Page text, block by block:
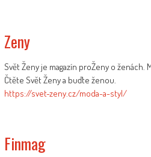
Zeny
Svět Ženy je magazín proŽeny o ženách.
Čtěte Svět Ženy a buďte ženou.
https://svet-zeny.cz/moda-a-styl/
Finmag